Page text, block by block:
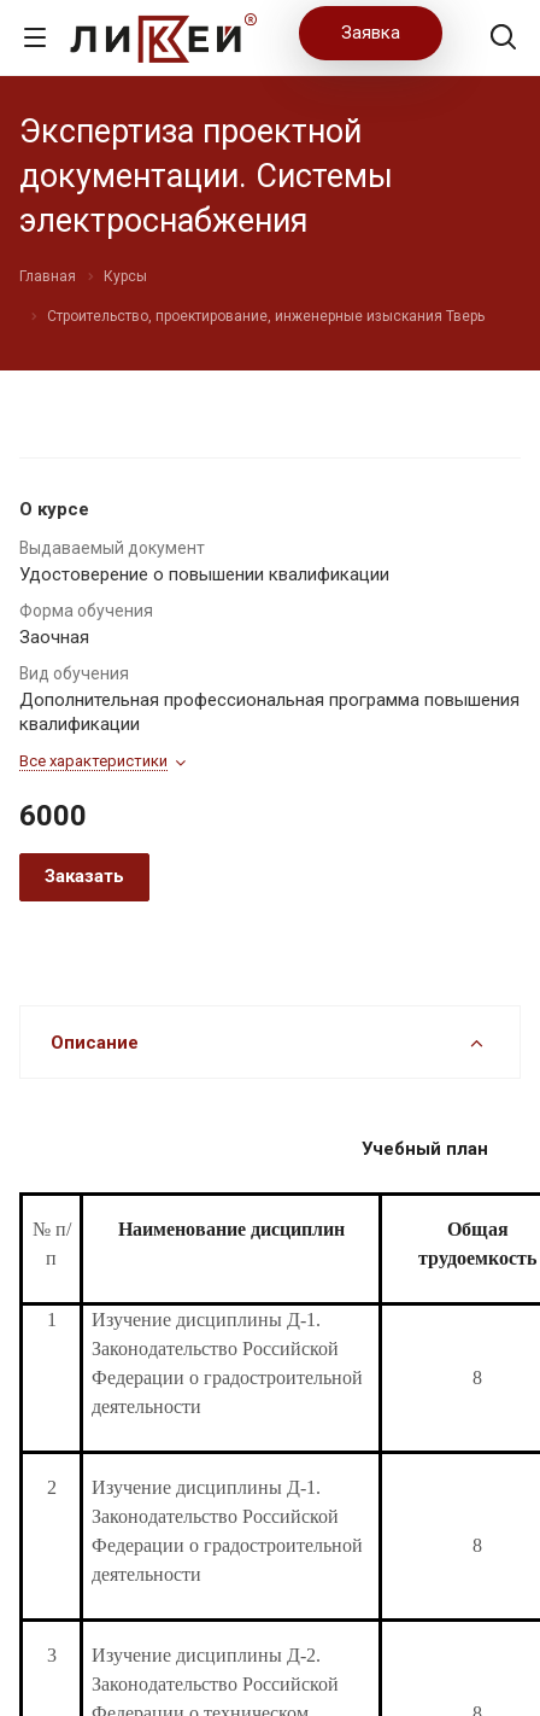
Заявка
Экспертиза проектной
документации. Системы
электроснабжения
Главная Курсы
Строительство, проектирование, инженерные изыскания Тверь
О курсе
Выдаваемый документ
Удостоверение о повышении квалификации
Форма обучения
Заочная
Вид обучения
Дополнительная профессиональная программа повышения
квалификации
Все характеристики
6000
Заказать
Описание
Учебный план
№ п/
п
Наименование дисциплин
Общая
трудоемкость
1
Изучение дисциплины Д-1.
Законодательство Российской
Федерации о градостроительной
деятельности
8
2
Изучение дисциплины Д-1.
Законодательство Российской
Федерации о градостроительной
деятельности
8
3
Изучение дисциплины Д-2.
Законодательство Российской